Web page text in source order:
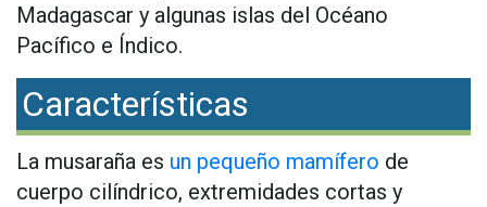
Madagascar y algunas islas del Océano
Pacífico e Índico.
Características
La musaraña es un pequeño mamífero de
cuerpo cilíndrico, extremidades cortas y